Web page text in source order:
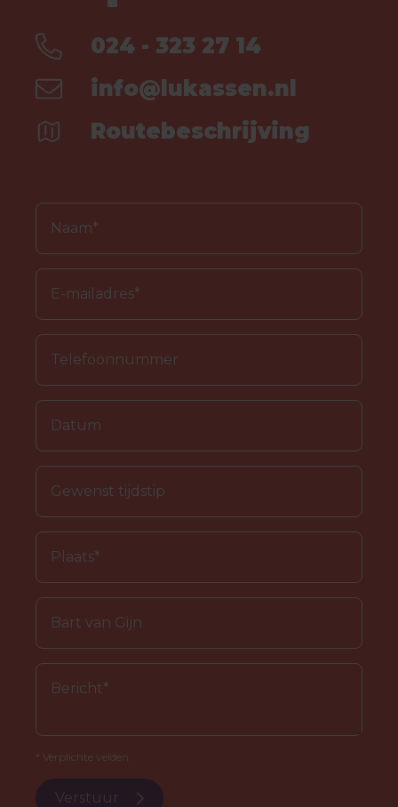
024 - 323 27 14
info@lukassen.nl
Routebeschrijving
* Verplichte velden.
Verstuur